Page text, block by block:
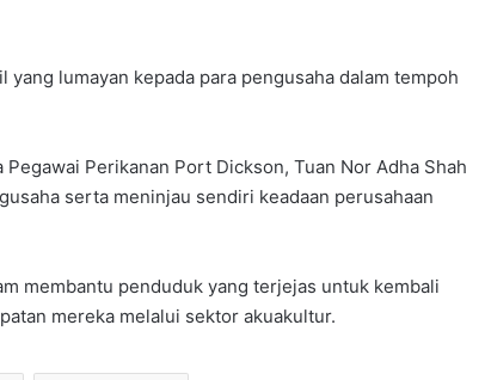
lumayan kepada para pengusaha dalam tempoh
Perikanan Port Dickson, Tuan Nor Adha Shah
serta meninjau sendiri keadaan perusahaan
membantu penduduk yang terjejas untuk kembali
mereka melalui sektor akuakultur.